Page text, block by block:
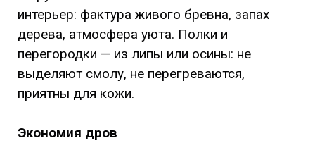
интерьер: фактура живого бревна, запах
дерева, атмосфера уюта. Полки и
перегородки — из липы или осины: не
выделяют смолу, не перегреваются,
приятны для кожи.
Экономия дров